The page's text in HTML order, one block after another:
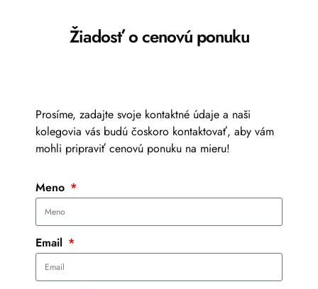
Žiadosť o cenovú ponuku
Prosíme, zadajte svoje kontaktné údaje a naši
kolegovia vás budú čoskoro kontaktovať, aby vám
mohli pripraviť cenovú ponuku na mieru!
Meno
Email